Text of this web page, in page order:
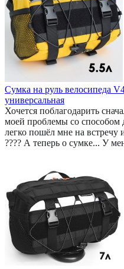
Сумка на руль велосипеда
универсальная
Хочется поблагодарить
моей проблемы со способом
легко пошёл мне на
???? А теперь о сумке... У